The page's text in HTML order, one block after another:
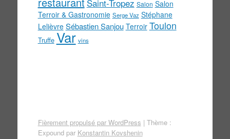
Saint-Tropez Salon Salon
Terroir & Gastronomie Serge Vaz Stéphane
Lelièvre Sébastien Sanjou Terroir Toulon
Truffe Var vins
Fièrement propulsé par WordPress | Thème :
Expound par Konstantin Kovshenin